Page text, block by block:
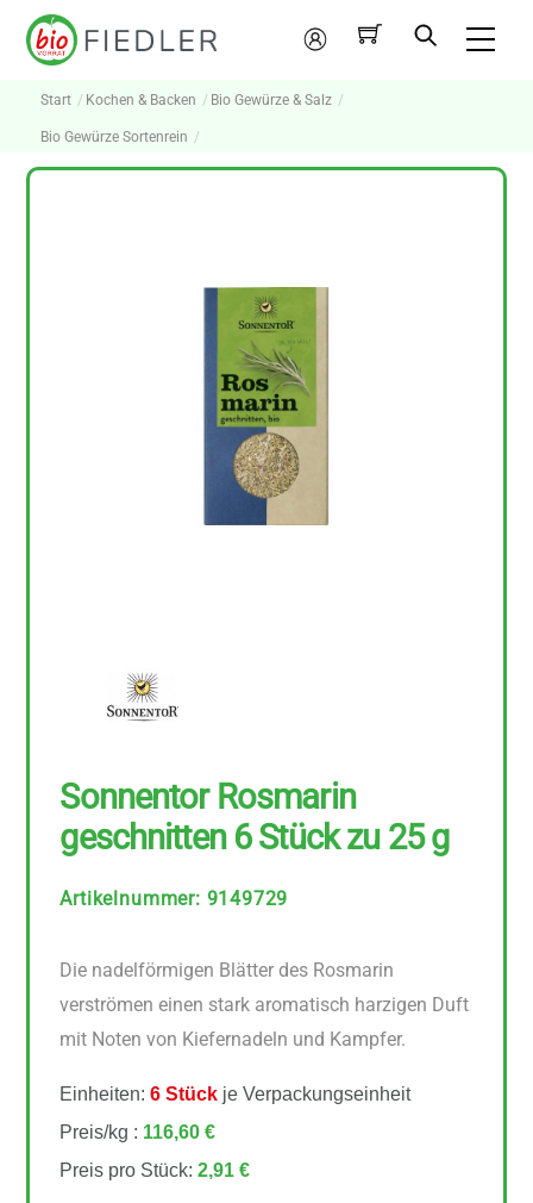
Skip
Mein
Konto
Start Kochen & Backen Bio Gewürze & Salz
Bio Gewürze Sortenrein
Sonnentor Rosmarin
geschnitten 6 Stück zu 25 g
Artikelnummer: 9149729
Die nadelförmigen Blätter des Rosmarin
verströmen einen stark aromatisch harzigen Duft
mit Noten von Kiefernadeln und Kampfer.
Einheiten:6 Stück je Verpackungseinheit
Preis/kg : 116,60 €
Preis pro Stück:2,91 €